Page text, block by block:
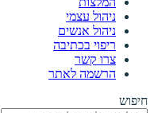
ניהול עצמי
ניהול אנשים
ריפוי בכתיבה
צרו קשר
הרשמה לאתר
חיפוש